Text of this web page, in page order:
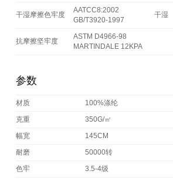
干湿摩擦色牢度
AATCC8:2002
GB/T3920-1997
干湿
抗摩擦坚牢度
ASTM D4966-98
MARTINDALE 12KPA
参数
材质
100%涤纶
克重
350G/㎡
幅宽
145CM
耐磨
50000转
色牢
3.5-4级